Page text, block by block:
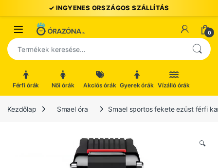
Ugrás a navigációhoz
Ugrás a tartalomhoz
Open 0
Keresés a következőre:
Férfi órák Női órák Akciós órák Gyerek órák Vízálló órák
Kezdőlap Smael óra Smael sportos fekete ezüst férfi
🔍